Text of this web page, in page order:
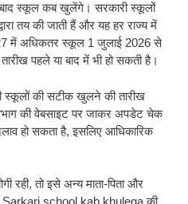
स्कूल कब खुलेंगे। सरकारी स्कूलों
तय की जाती हैं और यह हर राज्य में
में अधिकतर स्कूल 1 जुलाई 2026 से
पहले या बाद में भी हो सकती है।
की सटीक खुलने की तारीख
की वेबसाइट पर जाकर अपडेट चेक
हो सकता है, इसलिए आधिकारिक
रही, तो इसे अन्य माता-पिता और